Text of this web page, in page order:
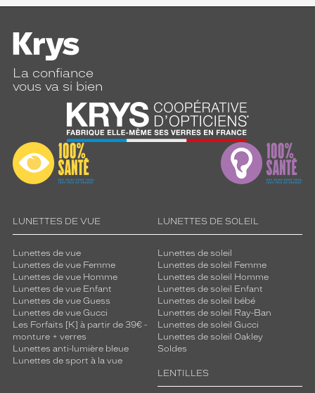
La confiance
vous va si bien
LUNETTES DE VUE
Lunettes de vue
Lunettes de vue Femme
Lunettes de vue Homme
Lunettes de vue Enfant
Lunettes de vue Guess
Lunettes de vue Gucci
Les Forfaits [K] à partir de 39€ -
monture + verres
Lunettes anti-lumière bleue
Lunettes de sport à la vue
LUNETTES DE SOLEIL
Lunettes de soleil
Lunettes de soleil Femme
Lunettes de soleil Homme
Lunettes de soleil Enfant
Lunettes de soleil bébé
Lunettes de soleil Ray-Ban
Lunettes de soleil Gucci
Lunettes de soleil Oakley
Soldes
LENTILLES